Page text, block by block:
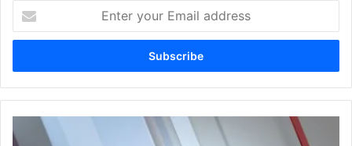
your
Email